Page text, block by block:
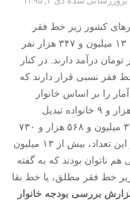
از خانوارهای کشور زیر خط فقر
مطلق هستند. این خانواده‌ها که جمعیت‌شان ۱۳ میلیون و ۳۴۷ هزار نفر
کمتر از یک میلیون و ۱۰۰ هزار تومان درآمد دارند. در کنار
هم زیر خط فقر نسبی قرار دارند که
را بر اساس خانوار
بخواهیم بررسی کنیم، به ۱۱ میلیون و ۱۱۵ هزار و ۹ خانواده تبدیل
می‌شود که زیر خط فقر قرار دارند؛ یعنی ۳۷ میلیون و ۵۶۸ هزار و ۷۳۰
نفر سال گذشته زیر خط فقر قرار دارند. از این تعداد، بیش از ۱۳ میلیون
هم ناتوان بودند که به گفته
خط فقر مطلق، یا خط بقا
بررسی بودجه خانوار